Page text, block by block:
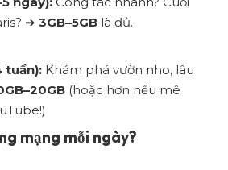
➔ 3GB–5GB là đủ.
tuần): Khám phá vườn nho, lâu
(hoặc hơn nếu mê
mạng mỗi ngày?